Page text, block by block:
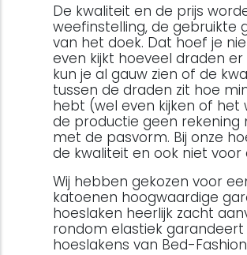
De kwaliteit en de prijs
weefinstelling, de gebruikte
van het doek. Dat hoef je
even kijkt hoeveel draden
kun je al gauw zien of de
tussen de draden zit hoe
hebt (wel even kijken of het
de productie geen
met de pasvorm. Bij onze
de kwaliteit en ook niet voor
Wij hebben gekozen voor
katoenen hoogwaardige
hoeslaken heerlijk zacht
rondom elastiek
hoeslakens van Bed-